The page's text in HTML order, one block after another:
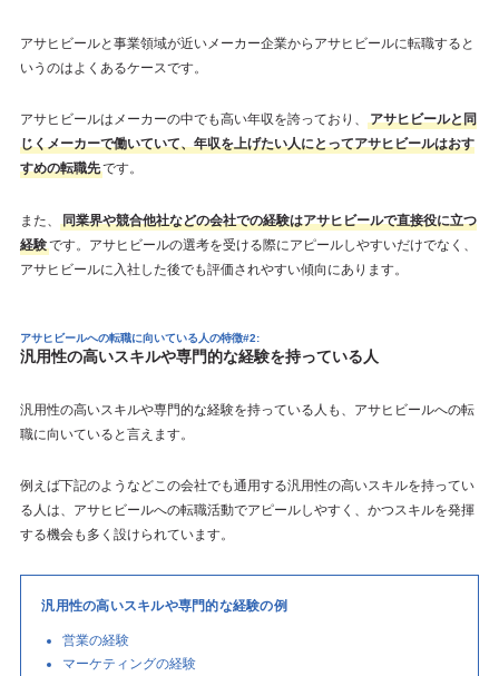
アサヒビールと事業領域が近いメーカー企業からアサヒビールに転職すると
いうのはよくあるケースです。
アサヒビールはメーカーの中でも高い年収を誇っており、
アサヒビールと同
じくメーカーで働いていて、年収を上げたい人にとってアサヒビールはおす
すめの転職先です。
また、
同業界や競合他社などの会社での経験はアサヒビールで直接役に立つ
経験です。アサヒビールの選考を受ける際にアピールしやすいだけでなく、
アサヒビールに入社した後でも評価されやすい傾向にあります。
アサヒビールへの転職に向いている人の特徴#2:
汎用性の高いスキルや専門的な経験を持っている人
汎用性の高いスキルや専門的な経験を持っている人も、アサヒビールへの転
職に向いていると言えます。
例えば下記のようなどこの会社でも通用する汎用性の高いスキルを持ってい
る人は、アサヒビールへの転職活動でアピールしやすく、かつスキルを発揮
する機会も多く設けられています。
汎用性の高いスキルや専門的な経験の例
営業の経験
マーケティングの経験